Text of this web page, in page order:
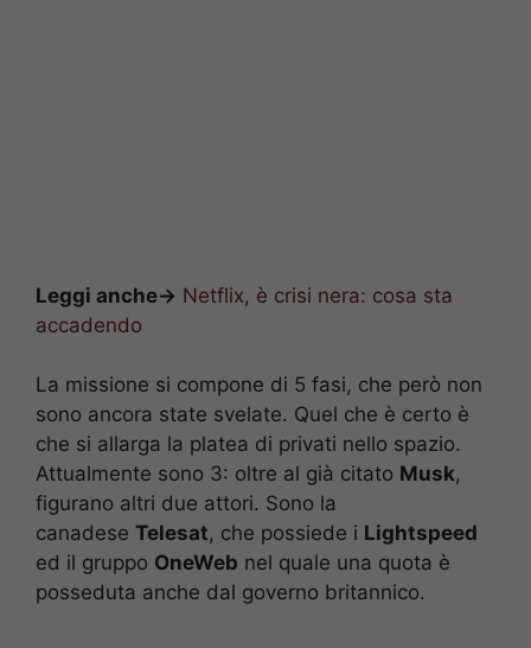
Leggi anche-> Netflix, è crisi nera: cosa sta
accadendo
La missione si compone di 5 fasi, che però non
sono ancora state svelate. Quel che è certo è
che si allarga la platea di privati nello spazio.
Attualmente sono 3: oltre al già citato Musk,
figurano altri due attori. Sono la
canadese Telesat, che possiede i Lightspeed
ed il gruppo OneWeb nel quale una quota è
posseduta anche dal governo britannico.